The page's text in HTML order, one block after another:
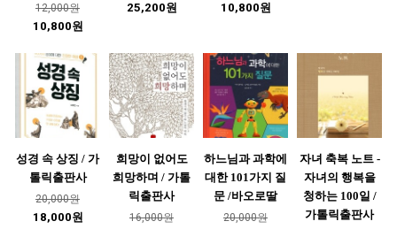
12,000원
10,800원
25,200원 10,800원
성경 속 상징 / 가
톨릭출판사
20,000원
18,000원
희망이 없어도
희망하며 / 가톨
릭출판사
16,000원
하느님과 과학에
대한 101가지 질
문 /바오로딸
20,000원
자녀 축복 노트 -
자녀의 행복을
청하는 100일 /
가톨릭출판사